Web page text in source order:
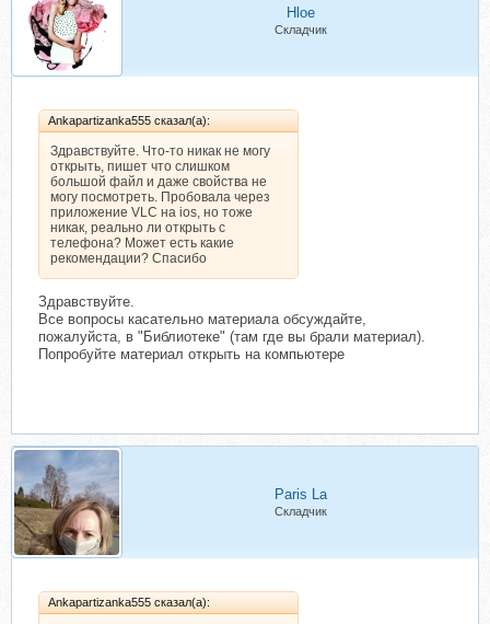
Hloe
Складчик
Ankapartizanka555 сказал(а):
Здравствуйте. Что-то никак не могу
открыть, пишет что слишком
большой файл и даже свойства не
могу посмотреть. Пробовала через
приложение VLC на ios, но тоже
никак, реально ли открыть с
телефона? Может есть какие
рекомендации? Спасибо
Здравствуйте.
Все вопросы касательно материала обсуждайте,
пожалуйста, в "Библиотеке" (там где вы брали материал).
Попробуйте материал открыть на компьютере
Paris La
Складчик
Ankapartizanka555 сказал(а):